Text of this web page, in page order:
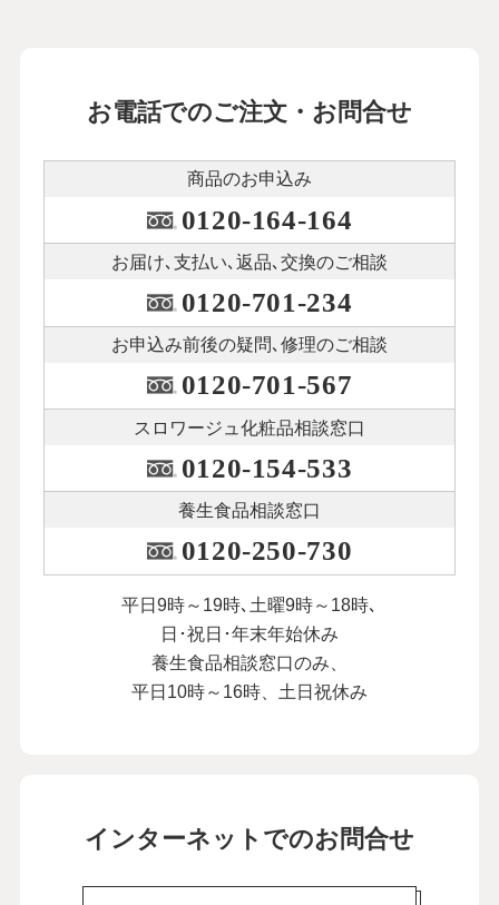
お電話でのご注文・お問合せ
商品のお申込み
0120-164-164
お届け､支払い､ 返品､交換のご相談
0120-701-234
お申込み前後の疑問､修理のご相談
0120-701-567
スロワージュ化粧品相談窓口
0120-154-533
養生食品相談窓口
0120-250-730
平日9時～19時､土曜9時～18時､
日･祝日･年末年始休み
養生食品相談窓口のみ、
平日10時～16時、土日祝休み
インターネットでのお問合せ